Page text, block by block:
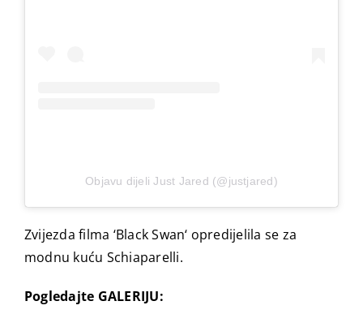
Objavu dijeli Just Jared (@justjared)
Zvijezda filma ‘Black Swan‘ opredijelila se za
modnu kuću Schiaparelli.
Pogledajte GALERIJU: